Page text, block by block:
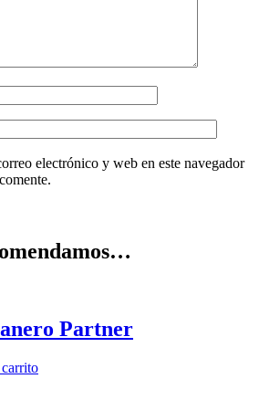
electrónico y web en este navegador
Partner